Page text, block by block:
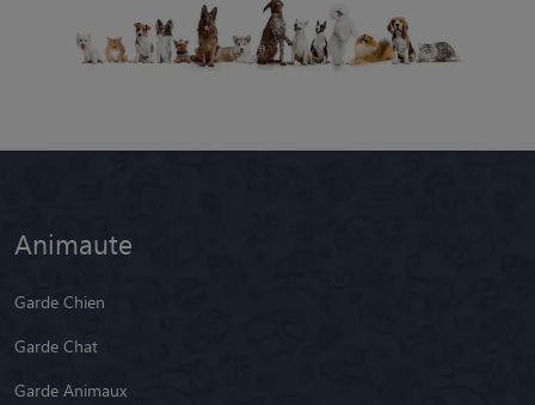
Animaute
Garde Chien
Garde Chat
Garde Animaux